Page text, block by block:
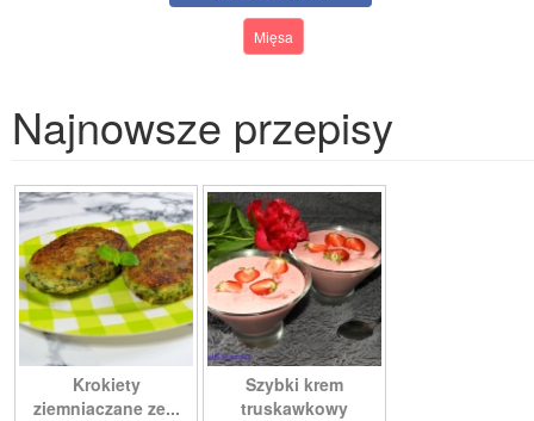
Mięsa
Najnowsze przepisy
Krokiety
ziemniaczane ze...
Szybki krem
truskawkowy